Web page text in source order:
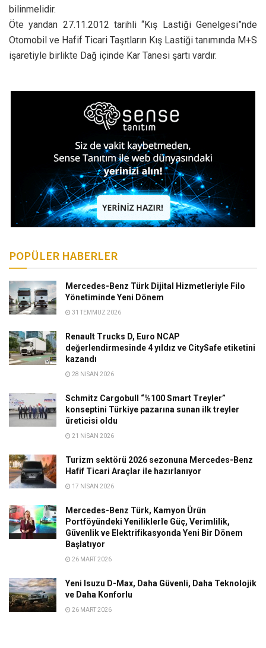
bilinmelidir.
Öte yandan 27.11.2012 tarihli “Kış Lastiği Genelgesi”nde
Otomobil ve Hafif Ticari Taşıtların Kış Lastiği tanımında M+S
işaretiyle birlikte Dağ içinde Kar Tanesi şartı vardır.
POPÜLER HABERLER
Mercedes-Benz Türk Dijital Hizmetleriyle Filo
Yönetiminde Yeni Dönem
31 TEMMUZ 2026
Renault Trucks D, Euro NCAP
değerlendirmesinde 4 yıldız ve CitySafe etiketini
kazandı
28 NISAN 2026
Schmitz Cargobull “%100 Smart Treyler”
konseptini Türkiye pazarına sunan ilk treyler
üreticisi oldu
21 NISAN 2026
Turizm sektörü 2026 sezonuna Mercedes-Benz
Hafif Ticari Araçlar ile hazırlanıyor
17 NISAN 2026
Mercedes-Benz Türk, Kamyon Ürün
Portföyündeki Yeniliklerle Güç, Verimlilik,
Güvenlik ve Elektrifikasyonda Yeni Bir Dönem
Başlatıyor
26 MART 2026
Yeni Isuzu D-Max, Daha Güvenli, Daha Teknolojik
ve Daha Konforlu
26 MART 2026